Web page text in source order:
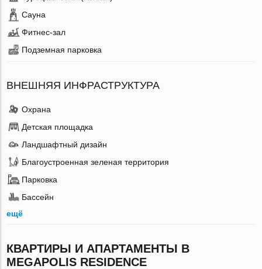
Сауна
Фитнес-зал
Подземная парковка
ВНЕШНЯЯ ИНФРАСТРУКТУРА
Охрана
Детская площадка
Ландшафтный дизайн
Благоустроенная зеленая территория
Парковка
Бассейн
ещё
КВАРТИРЫ И АПАРТАМЕНТЫ В
MEGAPOLIS RESIDENCE